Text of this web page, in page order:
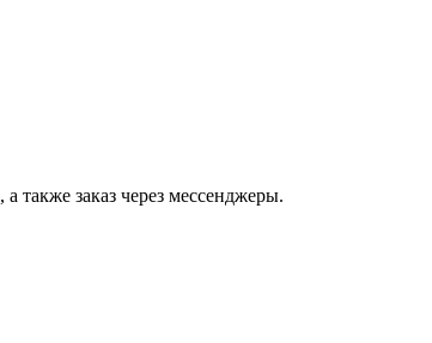
также заказ через мессенджеры.